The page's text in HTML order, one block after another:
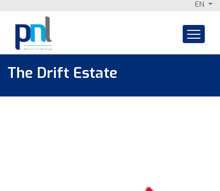
content
EN
The Drift Estate